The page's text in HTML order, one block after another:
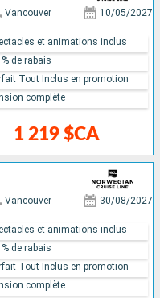
Vancouver 10/05/2027
1 219 $CA
et animations inclus
de rabais
Tout Inclus en promotion
complète
Vancouver 30/08/2027
et animations inclus
de rabais
Tout Inclus en promotion
complète